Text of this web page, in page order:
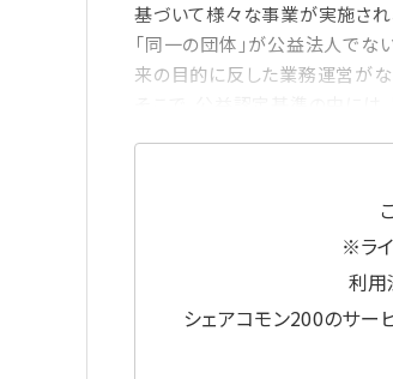
基づいて様々な事業が実施され
「同一の団体」が公益法人でな
来の目的に反した業務運営がな
※ラ
利用
シェアコモン200のサー